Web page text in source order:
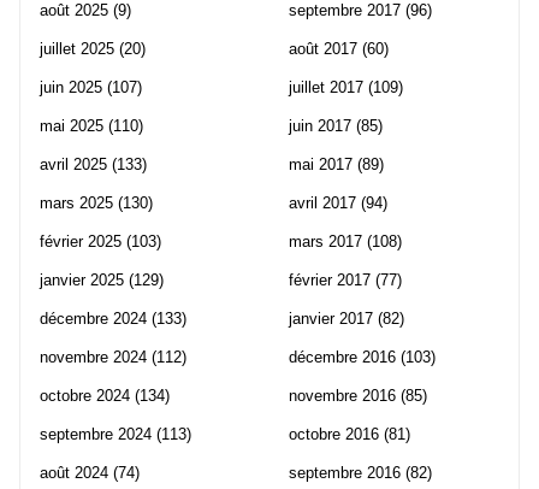
août 2025 (9)
juillet 2025 (20)
juin 2025 (107)
mai 2025 (110)
avril 2025 (133)
mars 2025 (130)
février 2025 (103)
janvier 2025 (129)
décembre 2024 (133)
novembre 2024 (112)
octobre 2024 (134)
septembre 2024 (113)
août 2024 (74)
septembre 2017 (96)
août 2017 (60)
juillet 2017 (109)
juin 2017 (85)
mai 2017 (89)
avril 2017 (94)
mars 2017 (108)
février 2017 (77)
janvier 2017 (82)
décembre 2016 (103)
novembre 2016 (85)
octobre 2016 (81)
septembre 2016 (82)